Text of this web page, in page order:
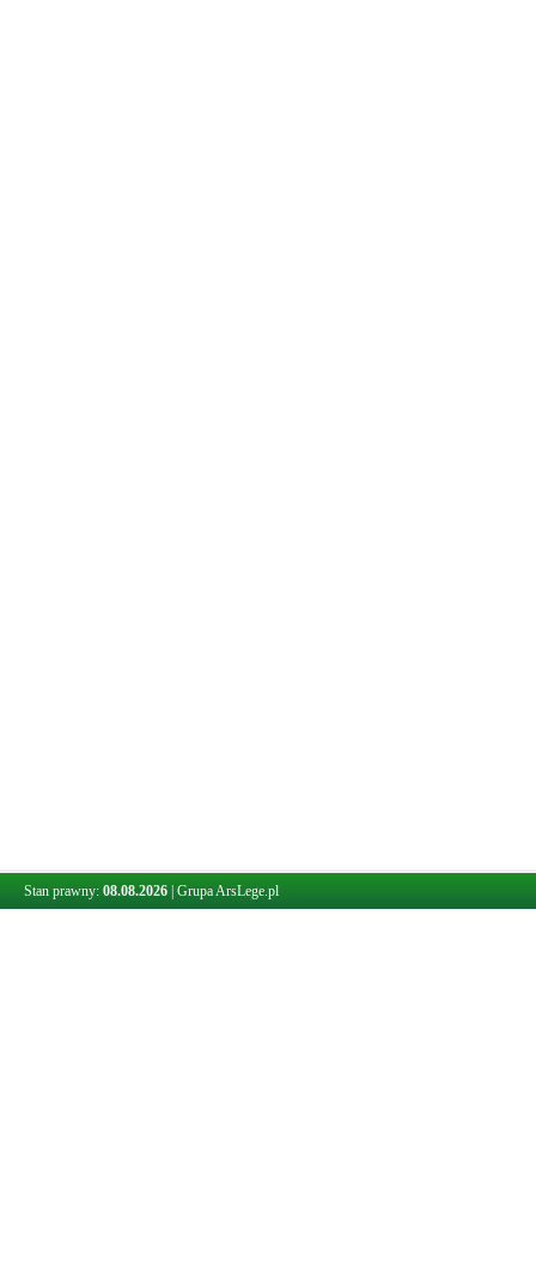
Stan prawny: 08.08.2026 Grupa ArsLege.pl